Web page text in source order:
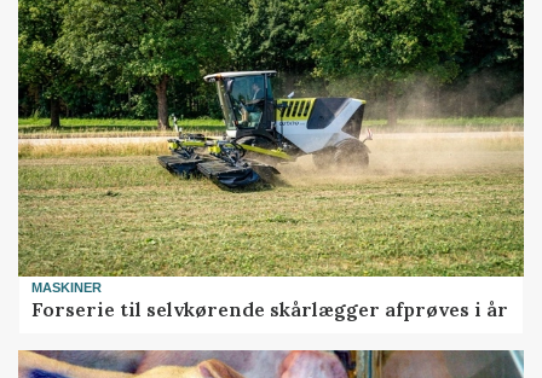
MASKINER
Forserie til selvkørende skårlægger afprøves i år